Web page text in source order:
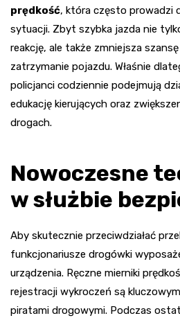
prędkość, która często prowadzi
sytuacji. Zbyt szybka jazda nie
reakcję, ale także zmniejsza
zatrzymanie pojazdu. Właśnie
policjanci codziennie podejmują
edukację kierujących oraz
drogach.
Nowoczesne
w służbie
Aby skutecznie przeciwdziałać
funkcjonariusze drogówki
urządzenia. Ręczne mierniki
rejestracji wykroczeń są
piratami drogowymi. Podczas